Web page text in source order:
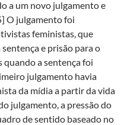
a um novo julgamento e
O julgamento foi
feministas, que
e prisão para o
quando a sentença foi
julgamento havia
da mídia a partir da vida
julgamento, a pressão do
de sentido baseado no